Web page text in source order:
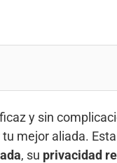
y sin
tu mejor aliada.
, su privacidad